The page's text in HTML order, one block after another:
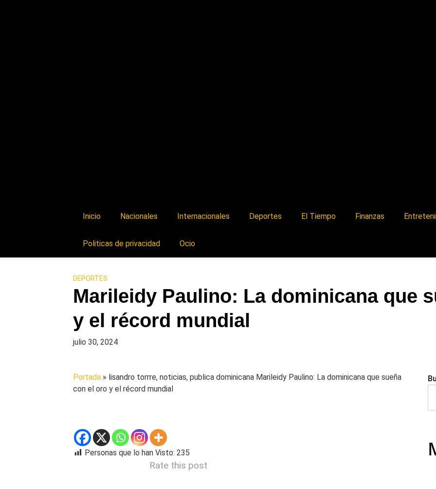
Inicio Nacionales Internacionales Deportes El Tiempo Finanzas
Politicas de privacidad Ocio
DEPORTES
Marileidy Paulino: La dominicana que
y el récord mundial
julio 30, 2024
Portada » lisandro torrre, noticias, publica dominicana Marileidy Paulino: La dominicana que sueña
con el oro y el récord mundial
Personas que lo han Visto: 235
Rate this post